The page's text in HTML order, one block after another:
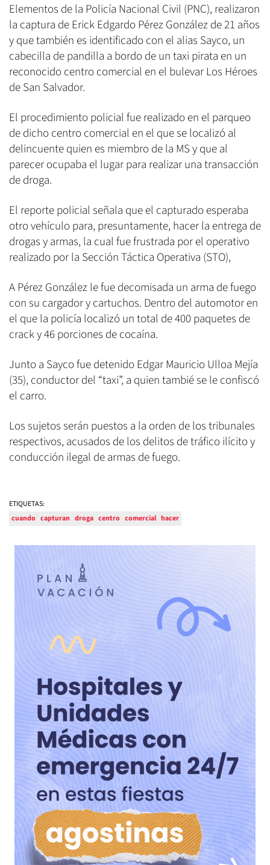
Elementos de la Policía Nacional Civil (PNC), realizaron
la captura de Erick Edgardo Pérez González de 21 años
y que también es identificado con el alias Sayco, un
cabecilla de pandilla a bordo de un taxi pirata en un
reconocido centro comercial en el bulevar Los Héroes
de San Salvador.
El procedimiento policial fue realizado en el parqueo
de dicho centro comercial en el que se localizó al
delincuente quien es miembro de la MS y que al
parecer ocupaba el lugar para realizar una transacción
de droga.
El reporte policial señala que el capturado esperaba
otro vehículo para, presuntamente, hacer la entrega de
drogas y armas, la cual fue frustrada por el operativo
realizado por la Sección Táctica Operativa (STO),
A Pérez González le fue decomisada un arma de fuego
con su cargador y cartuchos. Dentro del automotor en
el que la policía localizó un total de 400 paquetes de
crack y 46 porciones de cocaína.
Junto a Sayco fue detenido Edgar Mauricio Ulloa Mejía
(35), conductor del “taxi”, a quien tambié se le confiscó
el carro.
Los sujetos serán puestos a la orden de los tribunales
respectivos, acusados de los delitos de tráfico ilícito y
conducción ilegal de armas de fuego.
ETIQUETAS:
cuando capturan droga centro comercial hacer